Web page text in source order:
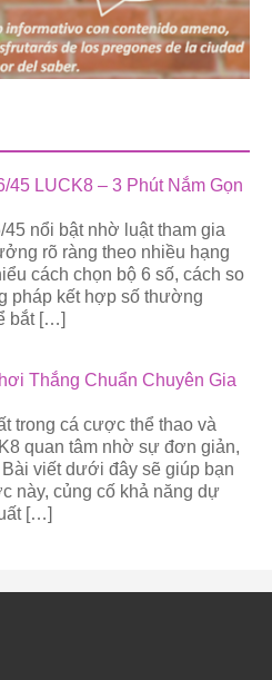
45 LUCK8 – 3 Phút Nắm Gọn
nổi bật nhờ luật tham gia
rõ ràng theo nhiều hạng
cách chọn bộ 6 số, cách so
pháp kết hợp số thường
bắt […]
Thắng Chuẩn Chuyên Gia
trong cá cược thể thao và
quan tâm nhờ sự đơn giản,
viết dưới đây sẽ giúp bạn
này, củng cố khả năng dự
[…]